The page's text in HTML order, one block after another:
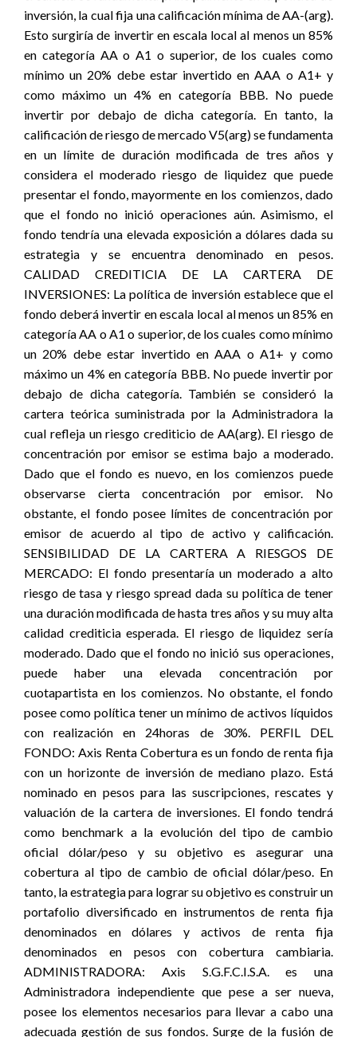
inversión, la cual fija una calificación mínima de AA-(arg).
Esto surgiría de invertir en escala local al menos un 85%
en categoría AA o A1 o superior, de los cuales como
mínimo un 20% debe estar invertido en AAA o A1+ y
como máximo un 4% en categoría BBB. No puede
invertir por debajo de dicha categoría. En tanto, la
calificación de riesgo de mercado V5(arg) se fundamenta
en un límite de duración modificada de tres años y
considera el moderado riesgo de liquidez que puede
presentar el fondo, mayormente en los comienzos, dado
que el fondo no inició operaciones aún. Asimismo, el
fondo tendría una elevada exposición a dólares dada su
estrategia y se encuentra denominado en pesos.
CALIDAD CREDITICIA DE LA CARTERA DE
INVERSIONES: La política de inversión establece que el
fondo deberá invertir en escala local al menos un 85% en
categoría AA o A1 o superior, de los cuales como mínimo
un 20% debe estar invertido en AAA o A1+ y como
máximo un 4% en categoría BBB. No puede invertir por
debajo de dicha categoría. También se consideró la
cartera teórica suministrada por la Administradora la
cual refleja un riesgo crediticio de AA(arg). El riesgo de
concentración por emisor se estima bajo a moderado.
Dado que el fondo es nuevo, en los comienzos puede
observarse cierta concentración por emisor. No
obstante, el fondo posee límites de concentración por
emisor de acuerdo al tipo de activo y calificación.
SENSIBILIDAD DE LA CARTERA A RIESGOS DE
MERCADO: El fondo presentaría un moderado a alto
riesgo de tasa y riesgo spread dada su política de tener
una duración modificada de hasta tres años y su muy alta
calidad crediticia esperada. El riesgo de liquidez sería
moderado. Dado que el fondo no inició sus operaciones,
puede haber una elevada concentración por
cuotapartista en los comienzos. No obstante, el fondo
posee como política tener un mínimo de activos líquidos
con realización en 24horas de 30%. PERFIL DEL
FONDO: Axis Renta Cobertura es un fondo de renta fija
con un horizonte de inversión de mediano plazo. Está
nominado en pesos para las suscripciones, rescates y
valuación de la cartera de inversiones. El fondo tendrá
como benchmark a la evolución del tipo de cambio
oficial dólar/peso y su objetivo es asegurar una
cobertura al tipo de cambio de oficial dólar/peso. En
tanto, la estrategia para lograr su objetivo es construir un
portafolio diversificado en instrumentos de renta fija
denominados en dólares y activos de renta fija
denominados en pesos con cobertura cambiaria.
ADMINISTRADORA: Axis S.G.F.C.I.S.A. es una
Administradora independiente que pese a ser nueva,
posee los elementos necesarios para llevar a cabo una
adecuada gestión de sus fondos. Surge de la fusión de